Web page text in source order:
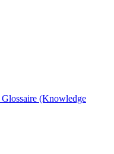
Glossaire (Knowledge